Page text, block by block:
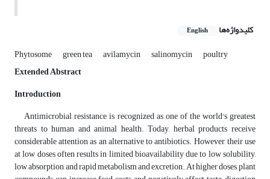
کلیدواژه‌ها English
Phytosome green tea avilamycin salinomycin
poultry
Extended Abstract
Introduction
Antimicrobial resistance is recognized as one of the world's greatest
threats to human and animal health. Today, herbal products receive
considerable attention as an alternative to antibiotics. However, their use
at low doses often results in limited bioavailability due to low solubility,
low absorption, and rapid metabolism and excretion. At higher doses, plant